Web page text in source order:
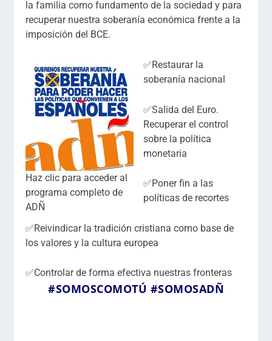
la familia como fundamento de la sociedad y para
recuperar nuestra soberanía económica frente a la
imposición del BCE.
Haz clic para acceder al
programa completo de
ADÑ
✅Restaurar la
soberanía nacional
✅Salida del Euro.
Recuperar el control
sobre la política
monetaria
✅Poner fin a las
políticas de recortes
✅Reivindicar la tradición cristiana como base de
los valores y la cultura europea
✅Controlar de forma efectiva nuestras fronteras
#SOMOSCOMOTÚ #SOMOSADÑ